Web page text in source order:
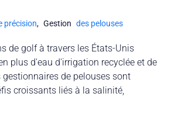
précision, Gestion des pelouses
de golf à travers les États-Unis
plus d'eau d'irrigation recyclée et de
de pelouses sont
croissants liés à la salinité,